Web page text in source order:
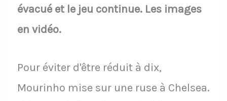
évacué et le jeu continue. Les images
en vidéo.
Pour éviter d'être réduit à dix,
Mourinho mise sur une ruse à Chelsea.